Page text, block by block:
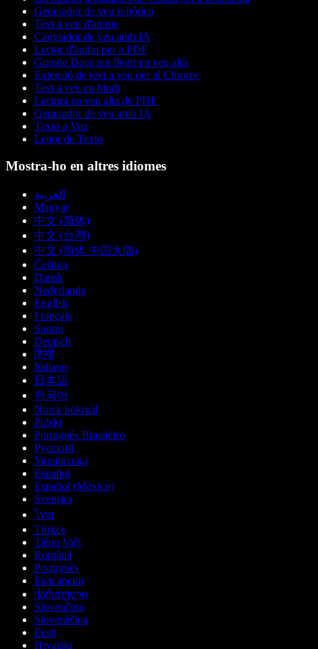
Generador de veu robòtica
Text a veu d'anime
Canviador de veu amb IA
Lector d'àudio per a PDF
Google Docs pot llegir en veu alta
Extensió de text a veu per al Chrome
Text a veu en hindi
Lectura en veu alta de PDF
Generador de veu amb IA
Texto a Voz
Leitor de Texto
Mostra-ho en altres idiomes
العربية
Magyar
中文 (简体)
中文 (台灣)
中文 (简体 中国大陆)
Čeština
Dansk
Nederlands
English
Français
Suomi
Deutsch
हिन्दी
Italiano
日本語
한국어
Norsk bokmål
Polski
Português Brasileiro
Русский
Українська
Español
Español (México)
Svenska
ไทย
Türkçe
Tiếng Việt
Română
Português
Български
ქართული
Slovenčina
Slovenščina
Eesti
Hrvatski